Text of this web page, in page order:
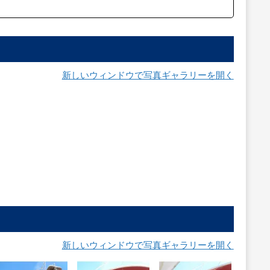
新しいウィンドウで写真ギャラリーを開く
新しいウィンドウで写真ギャラリーを開く